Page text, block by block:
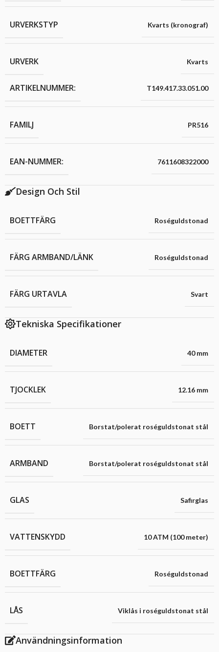
URVERKSTYP Kvarts (kronograf)
URVERK Kvarts
ARTIKELNUMMER: T149.417.33.051.00
FAMILJ PR516
EAN-NUMMER: 7611608322000
Design Och Stil
BOETTFÄRG Roséguldstonad
FÄRG ARMBAND/LÄNK Roséguldstonad
FÄRG URTAVLA Svart
Tekniska Specifikationer
DIAMETER 40 mm
TJOCKLEK 12.16 mm
BOETT Borstat/polerat roséguldstonat stål
ARMBAND Borstat/polerat roséguldstonat stål
GLAS Safirglas
VATTENSKYDD 10 ATM (100 meter)
BOETTFÄRG Roséguldstonad
LÅS Viklås i roséguldstonat stål
Användningsinformation